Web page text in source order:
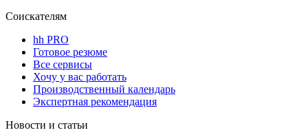
Соискателям
hh PRO
Готовое резюме
Все сервисы
Хочу у вас работать
Производственный календарь
Экспертная рекомендация
Новости и статьи